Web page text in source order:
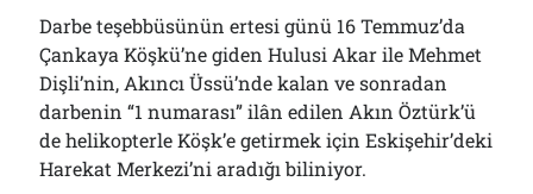
Darbe teşebbüsünün ertesi günü 16 Temmuz’da
Çankaya Köşkü’ne giden Hulusi Akar ile Mehmet
Dişli’nin, Akıncı Üssü’nde kalan ve sonradan
darbenin “1 numarası” ilân edilen Akın Öztürk’ü
de helikopterle Köşk’e getirmek için Eskişehir’deki
Harekat Merkezi’ni aradığı biliniyor.